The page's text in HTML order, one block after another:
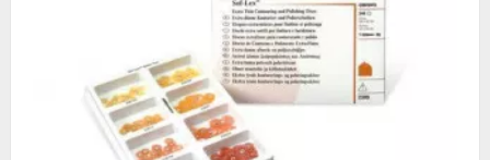
Специалисты